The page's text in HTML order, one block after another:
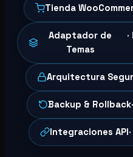
Tienda
Adaptador de
Temas
Arquitectura
Backup & Rollback
Integraciones API